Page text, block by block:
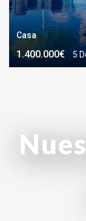
Casa
1.400.000€ 5